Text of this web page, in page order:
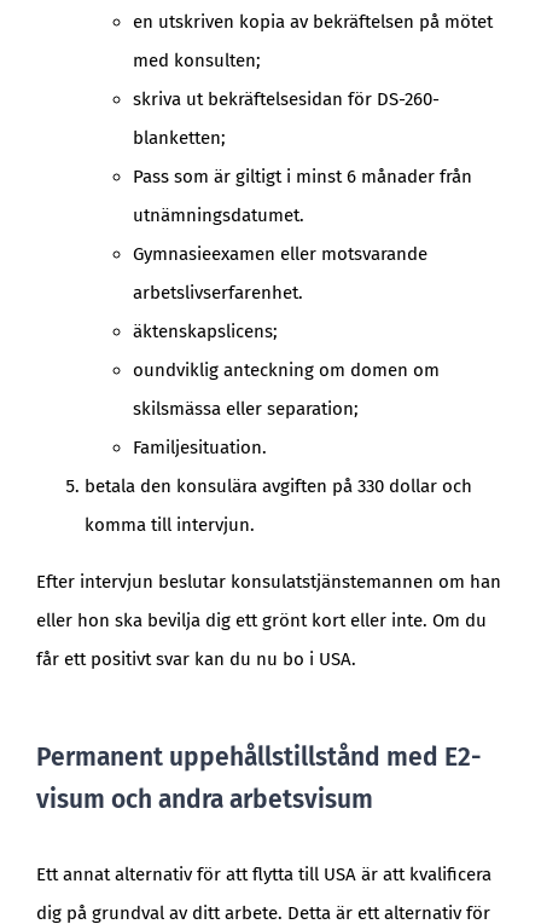
en utskriven kopia av bekräftelsen på mötet
med konsulten;
skriva ut bekräftelsesidan för DS-260-
blanketten;
Pass som är giltigt i minst 6 månader från
utnämningsdatumet.
Gymnasieexamen eller motsvarande
arbetslivserfarenhet.
äktenskapslicens;
oundviklig anteckning om domen om
skilsmässa eller separation;
Familjesituation.
betala den konsulära avgiften på 330 dollar och
komma till intervjun.
Efter intervjun beslutar konsulatstjänstemannen om han
eller hon ska bevilja dig ett grönt kort eller inte. Om du
får ett positivt svar kan du nu bo i USA.
Permanent uppehållstillstånd med E2-
visum och andra arbetsvisum
Ett annat alternativ för att flytta till USA är att kvalificera
dig på grundval av ditt arbete. Detta är ett alternativ för